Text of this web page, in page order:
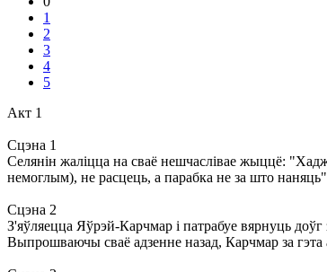
1
2
3
4
5
Акт 1
Сцэна 1
Селянін жаліцца на сваё нешчаслівае жыццё:
немоглым), не расцець, а парабка не за што
Сцэна 2
З'яўляецца Яўрэй-Карчмар і патрабуе вярнуць
Выпрошваючы сваё адзенне назад, Карчмар за гэта